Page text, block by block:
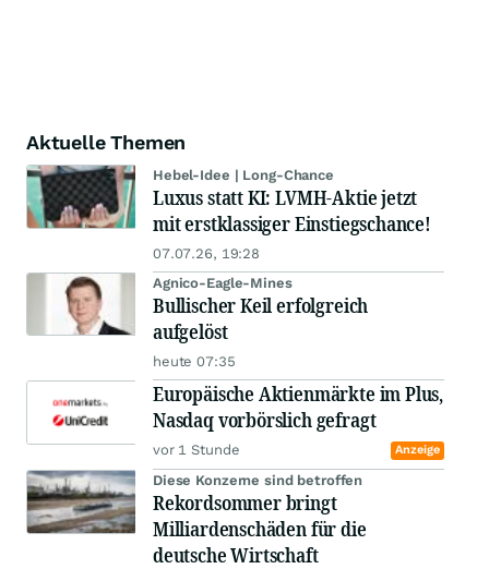
Aktuelle Themen
Hebel-Idee | Long-Chance
Luxus statt KI: LVMH-Aktie jetzt
mit erstklassiger Einstiegschance!
07.07.26, 19:28
Agnico-Eagle-Mines
Bullischer Keil erfolgreich
aufgelöst
heute 07:35
Europäische Aktienmärkte im Plus,
Nasdaq vorbörslich gefragt
vor 1 Stunde Anzeige
Diese Konzerne sind betroffen
Rekordsommer bringt
Milliardenschäden für die
deutsche Wirtschaft